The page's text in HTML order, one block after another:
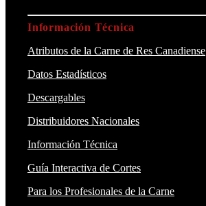
Información Técnica
Atributos de la Carne de Res Canadiense
Datos Estadísticos
Descargables
Distribuidores Nacionales
Información Técnica
Guía Interactiva de Cortes
Para los Profesionales de la Carne